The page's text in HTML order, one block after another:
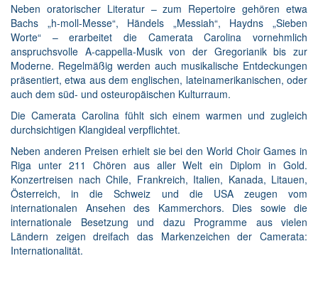
Neben oratorischer Literatur – zum Repertoire gehören etwa
Bachs „h-moll-Messe“, Händels „Messiah“, Haydns „Sieben
Worte“ – erarbeitet die Camerata Carolina vornehmlich
anspruchsvolle A-cappella-Musik von der Gregorianik bis zur
Moderne. Regelmäßig werden auch musikalische Entdeckungen
präsentiert, etwa aus dem englischen, lateinamerikanischen, oder
auch dem süd- und osteuropäischen Kulturraum.
Die Camerata Carolina fühlt sich einem warmen und zugleich
durchsichtigen Klangideal verpflichtet.
Neben anderen Preisen erhielt sie bei den World Choir Games in
Riga unter 211 Chören aus aller Welt ein Diplom in Gold.
Konzertreisen nach Chile, Frankreich, Italien, Kanada, Litauen,
Österreich, in die Schweiz und die USA zeugen vom
internationalen Ansehen des Kammerchors. Dies sowie die
internationale Besetzung und dazu Programme aus vielen
Ländern zeigen dreifach das Markenzeichen der Camerata:
Internationalität.